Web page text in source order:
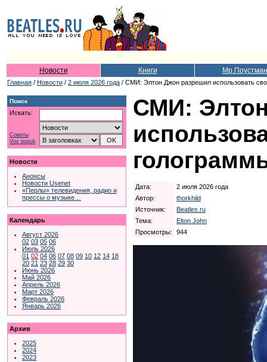
Новости Книги Мр.Поустман
Главная / Новости / 2 июля 2026 года / СМИ: Элтон Джон разрешил использовать
Поиск
Искать:
Советы
Vox populi
Новости
Анонсы
Новости Usenet
«Перлы» телевидения, радио и
прессы о музыке…
Календарь
Август 2026
02 03 05 06
Июль 2026
01 02 04 06 07 08 09 10 12 14 18
20 21 23 28 29 30
Июнь 2026
Май 2026
Апрель 2026
Март 2026
Февраль 2026
Январь 2026
Архив
2025
2024
2023
СМИ:
Дата:
2 июля 2026 года
Автор:
thorkhild
Источник:
Beatles.ru
Тема:
Elton John
Просмотры:
944